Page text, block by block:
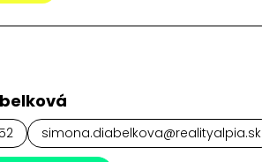
simona.diabelkova@realityalpia.sk